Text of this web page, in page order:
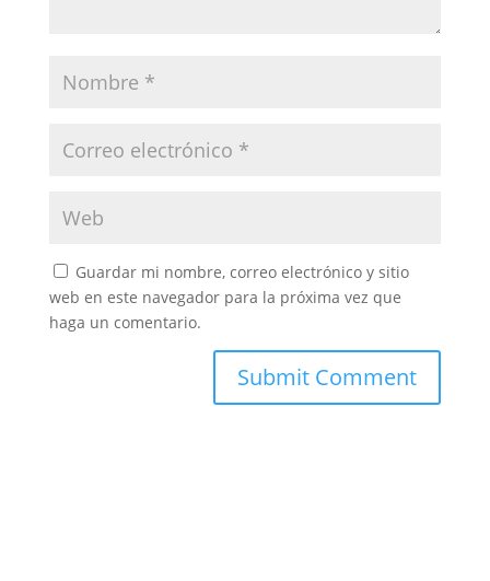
Guardar mi nombre, correo electrónico y sitio
web en este navegador para la próxima vez que
haga un comentario.